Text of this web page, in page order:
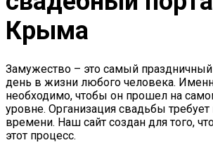
Крыма
Замужество – это самый
день в жизни любого человека.
необходимо, чтобы он прошел на
уровне. Организация свадьбы
времени. Наш сайт создан для того,
этот процесс.